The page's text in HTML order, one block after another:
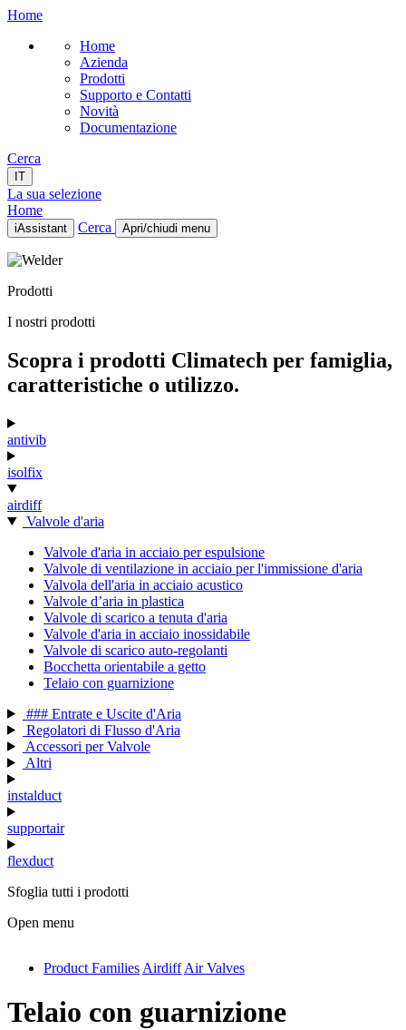
Home
Home
Azienda
Prodotti
Supporto e Contatti
Novità
Documentazione
Cerca
IT
La sua selezione
Home
iAssistant Cerca Apri/chiudi menu
Home
Prodotti
Novità
IT
Prodotti
I nostri prodotti
Scopra i prodotti Climatech per famiglia,
caratteristiche o utilizzo.
antivib
isolfix
airdiff
Valvole d'aria
Valvole d'aria in acciaio per espulsione
Valvole di ventilazione in acciaio per l'immissione d'aria
Valvola dell'aria in acciaio acustico
Valvole d’aria in plastica
Valvole di scarico a tenuta d'aria
Valvole d'aria in acciaio inossidabile
Valvole di scarico auto-regolanti
Bocchetta orientabile a getto
Telaio con guarnizione
### Entrate e Uscite d'Aria
Regolatori di Flusso d'Aria
Accessori per Valvole
Altri
instalduct
supportair
flexduct
Sfoglia tutti i prodotti
Open menu
antivib
isolfix
Product Families Airdiff Air Valves
Telaio con guarnizione